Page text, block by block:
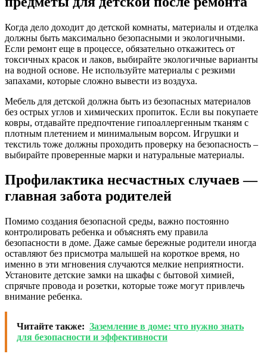
Когда дело доходит до детской комнаты, материалы и отделка
должны быть максимально безопасными и экологичными.
Если ремонт еще в процессе, обязательно откажитесь от
токсичных красок и лаков, выбирайте экологичные варианты
на водной основе. Не используйте материалы с резкими
запахами, которые сложно вывести из воздуха.
Мебель для детской должна быть из безопасных материалов
без острых углов и химических пропиток. Если вы покупаете
ковры, отдавайте предпочтение гипоаллергенным тканям с
плотным плетением и минимальным ворсом. Игрушки и
текстиль тоже должны проходить проверку на безопасность –
выбирайте проверенные марки и натуральные материалы.
Профилактика несчастных случаев —
главная забота родителей
Помимо создания безопасной среды, важно постоянно
контролировать ребенка и объяснять ему правила
безопасности в доме. Даже самые бережные родители иногда
оставляют без присмотра малышей на короткое время, но
именно в эти мгновения случаются мелкие неприятности.
Установите детские замки на шкафы с бытовой химией,
спрячьте провода и розетки, которые тоже могут привлечь
внимание ребенка.
Читайте также: Заземление в доме: что нужно знать
для безопасности и эффективности